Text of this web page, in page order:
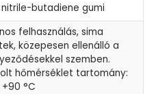
nitrile-butadiene gumi
felhasználás, sima
közepesen ellenálló a
szemben.
hőmérséklet tartomány:
°C